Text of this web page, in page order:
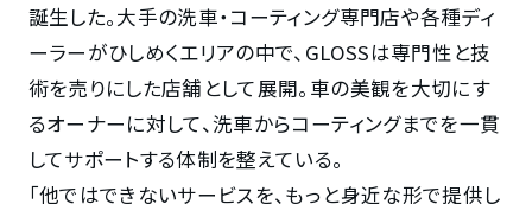
誕生した。大手の洗車・コーティング専門店や各種ディ
ーラーがひしめくエリアの中で、GLOSSは専門性と技
術を売りにした店舗として展開。車の美観を大切にす
るオーナーに対して、洗車からコーティングまでを一貫
してサポートする体制を整えている。
「他ではできないサービスを、もっと身近な形で提供し